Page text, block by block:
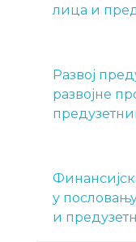
лица и
Развој
развојне
у
и